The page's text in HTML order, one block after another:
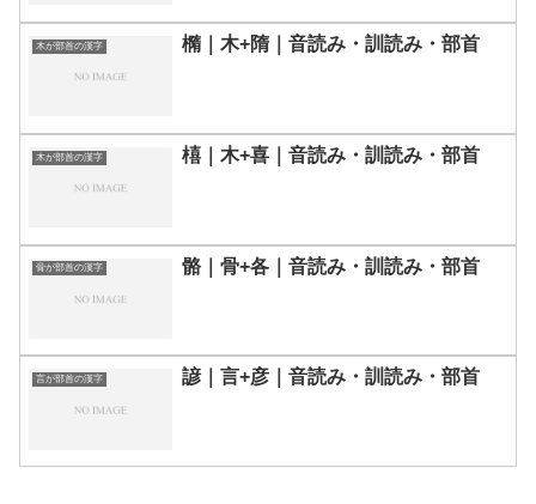
木が部首の漢字 橢｜木+隋｜音読み・訓読み・部首
木が部首の漢字 橲｜木+喜｜音読み・訓読み・部首
骨が部首の漢字 骼｜骨+各｜音読み・訓読み・部首
言が部首の漢字 諺｜言+彦｜音読み・訓読み・部首